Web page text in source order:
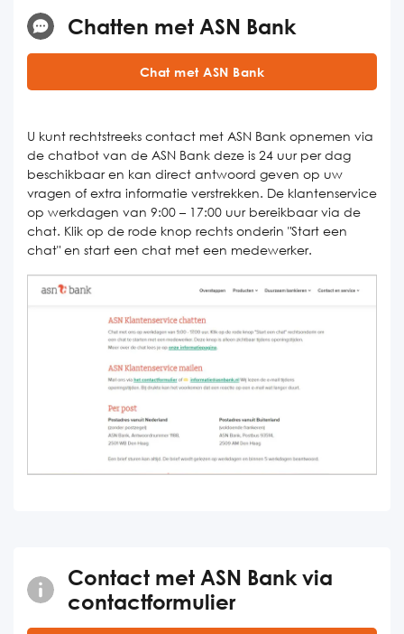
Chatten met ASN Bank
Chat met ASN Bank
U kunt rechtstreeks contact met ASN Bank opnemen via
de chatbot van de ASN Bank deze is 24 uur per dag
beschikbaar en kan direct antwoord geven op uw
vragen of extra informatie verstrekken. De klantenservice
op werkdagen van 9:00 – 17:00 uur bereikbaar via de
chat. Klik op de rode knop rechts onderin "Start een
chat" en start een chat met een medewerker.
Contact met ASN Bank via
contactformulier